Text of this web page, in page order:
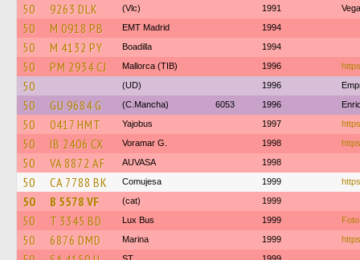
50 9263 DLK (Vlc) 1991
50 M 0918 PB EMT Madrid 1994
50 M 4132 PY Boadilla 1994
50 PM 2934 CJ Mallorca (TIB) 1996
50 (UD) 1996
50 GU 9684 G (C.Mancha) 6053 1996
50 0417 HMT Yajobus 1997
50 IB 2406 CX Voramar G. 1998
50 VA 8872 AF AUVASA 1998
50 CA 7788 BK Comujesa 1999
50 B 5578 VF (cat) 1999
50 T 3345 BD Lux Bus 1999 Foto
50 6876 DMD Marina 1999